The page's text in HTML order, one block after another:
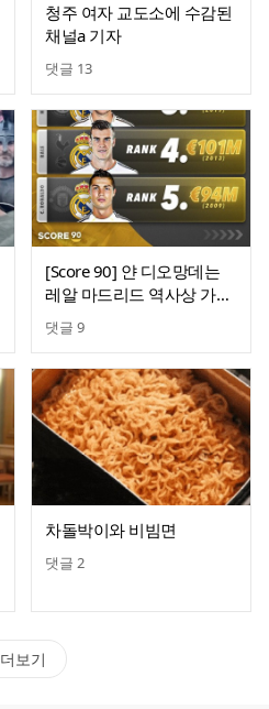
청주 여자 교도소에 수감된
채널a 기자
댓글 13
[Score 90] 얀 디오망데는
레알 마드리드 역사상 가장
비싼 영입이 될 예정
댓글 9
차돌박이와 비빔면
댓글 2
더보기